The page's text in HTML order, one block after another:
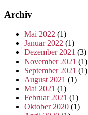
Archiv
Mai 2022 (1)
Januar 2022 (1)
Dezember 2021 (3)
November 2021 (1)
September 2021 (1)
August 2021 (1)
Mai 2021 (1)
Februar 2021 (1)
Oktober 2020 (1)